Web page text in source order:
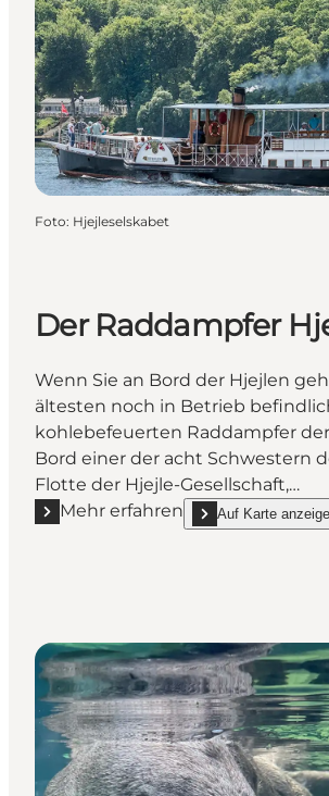
Foto: Hjejleselskabet
Der Raddampfer
Wenn Sie an Bord der Hjejlen
ältesten noch in Betrieb
kohlebefeuerten Raddampfer
Bord einer der acht Schwestern
Flotte der Hjejle-Gesellschaft,…
Mehr erfahren
Mehr erfahren "Der Raddampfer
Auf Karte
show Der